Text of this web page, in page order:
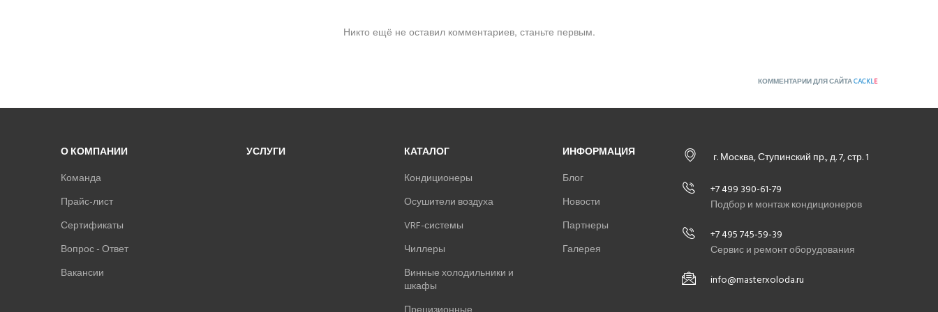
Никто ещё не оставил комментариев, станьте первым.
КОММЕНТАРИИ ДЛЯ САЙТАCACKLE
О КОМПАНИИ
Команда
Прайс-лист
Сертификаты
Вопрос - Ответ
Вакансии
УСЛУГИ
КАТАЛОГ
Кондиционеры
Осушители воздуха
VRF-системы
Чиллеры
Винные холодильники и
шкафы
ИНФОРМАЦИЯ
Блог
Новости
Партнеры
Галерея
г. Москва, Ступинский пр., д. 7, стр. 1
+7 499 390-61-79
Подбор и монтаж кондиционеров
+7 495 745-59-39
Сервис и ремонт оборудования
info@masterxoloda.ru